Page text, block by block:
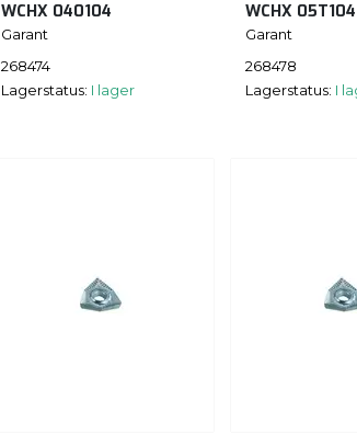
WCHX 040104
Garant
268474
Lagerstatus: I lager
WCHX 05T104
Garant
268478
Lagerstatus: I